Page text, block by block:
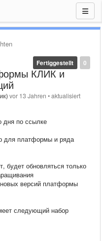
0
Fertiggestellt
КЛИК и
vor 13 Jahren •aktualisiert
дня по ссылке
для платформы и ряда
будет обновляться только
версий платформы
следующий набор